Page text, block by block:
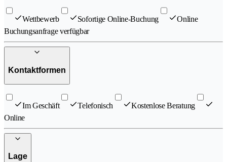
Wettbewerb Sofortige Online-Buchung
Online
Buchungsanfrage verfügbar
Kontaktformen
Im Geschäft Telefonisch
Kostenlose Beratung
Online
Lage